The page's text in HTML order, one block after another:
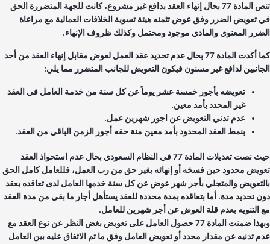
فئة العقود المحددة المدة وفئة الغير المحدودة المدة. في الحالة الأولى وُجب
التعويض للعامل المفصول بغير مبرر شرعي بأجر ما بقي له من مدة لإنهاء
العمل. أما في الحالة الثانية فالتعويض للمتضرر يكون على هيئة راتب شهر
مقابل كل سنة من سنوات الخدمة التي أمضاها العامل.
تنص المادة 77 بحال إنهاء العقد بدافع غير مشروع، كانت للجهة المتضررة الحق
تعويض الضرر وفق عوض تثمنه هيئة تسوية الخلافات العمالية مع مراعاة
المعنوي والمادي موجود ومحتمل وكذلك ظروف الإنهاء.
كما أكدت المادة 77 بحال عدم تحديد عقد العمل لعوض مقابل إنهاء العقد من أحد
لدافع غير مسنون فيكون التعويض للجانب المتضرر مما يلي:
تعويضه بأجور خمسة عشر يوماً عن كل سنة من خدمة العامل في العقد
غير المحدد بأمد معين.
عدم تدني التعويض عن اجور شهرين عمل.
بنمط العقد المحدود بأمد معين منة حقه أجور الزمن الباقي من العقد.
حيث نصت تعديلات المادة 77 في النظام السعودي بحال عدم استحواذ العقد
محدود حين فسخه أو إنهائه بغير حق من رب العمل، فللعامل كامل الحق
والمتجلي بأجر شهر عوض عن كل سنة خدمها العامل لدى تعاقده بعقد
تحديد مدة. أما بتعاقده بمدة محددة للعقد يستأهل أجار ما بقي من مدة العقد
التنويه بعدم قلة العوض عن أجر شهرين للعامل.
وبهذا ضمنت المادة 77 حصول العامل على تعويض بغض النظر عن نوع العقد مع
تدنيه عن مقدار محدد أو تعويض العامل وفق ما تم الاتفاق عليه بين العامل